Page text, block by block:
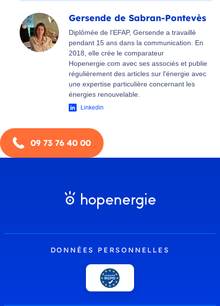
Gersende de Sabran-Pontevès
Diplômée de l'EFAP, Gersende a travaillé
pendant 15 ans dans la communication. En
2018, elle crée le comparateur
Hopenergie.com avec ses associés et publie
régulièrement des articles sur l'énergie avec
une expertise particulière concernant les
énergies renouvelable.
Linkedin
09 73 76 40 00
DONNÉES PERSONNELLES